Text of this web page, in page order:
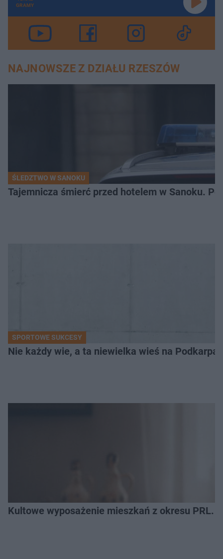
GRAMY
NAJNOWSZE Z DZIAŁU RZESZÓW
ŚLEDZTWO W SANOKU
Tajemnicza śmierć przed hotelem w Sanoku.
SPORTOWE SUKCESY
Nie każdy wie, a ta niewielka wieś na
Kultowe wyposażenie mieszkań z okresu PRL.